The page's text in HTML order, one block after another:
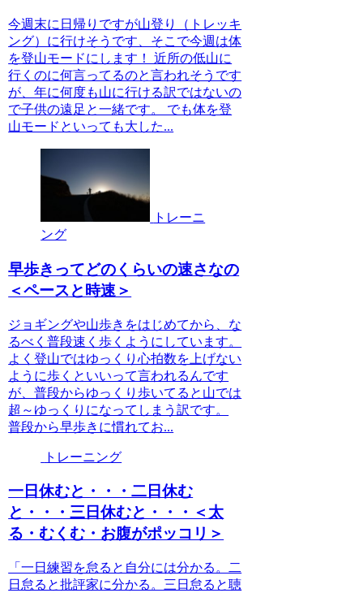
今週末に日帰りですが山登り（トレッキ
ング）に行けそうです、そこで今週は体
を登山モードにします！ 近所の低山に
行くのに何言ってるのと言われそうです
が、年に何度も山に行ける訳ではないの
で子供の遠足と一緒です。 でも体を登
山モードといっても大した...
トレーニ
ング
早歩きってどのくらいの速さなの
＜ペースと時速＞
ジョギングや山歩きをはじめてから、な
るべく普段速く歩くようにしています。
よく登山ではゆっくり心拍数を上げない
ように歩くといいって言われるんです
が、普段からゆっくり歩いてると山では
超～ゆっくりになってしまう訳です。
普段から早歩きに慣れてお...
トレーニング
一日休むと・・・二日休む
と・・・三日休むと・・・＜太
る・むくむ・お腹がポッコリ＞
「一日練習を怠ると自分には分かる。二
日怠ると批評家に分かる。三日怠ると聴